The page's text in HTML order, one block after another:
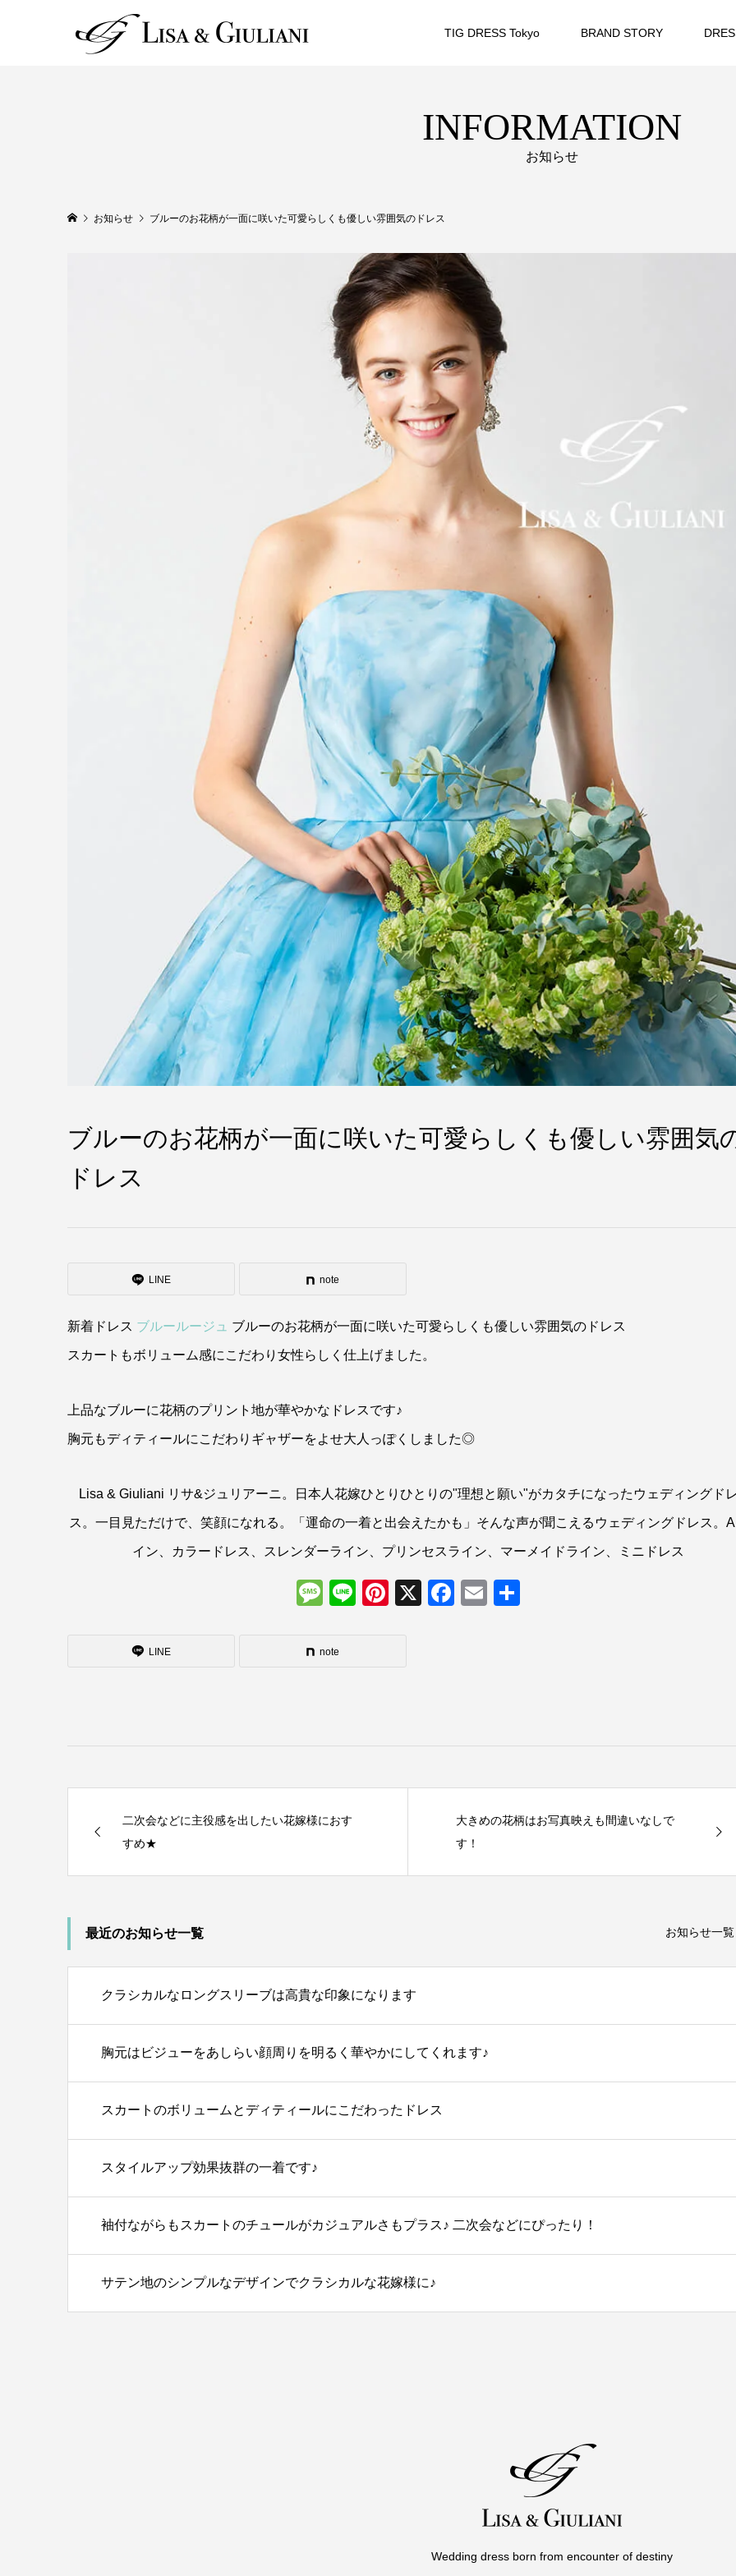
TIG DRESS Tokyo BRAND STORY
INFORMATION
お知らせ
お知らせ ブルーのお花柄が一面に咲いた可愛らしくも優しい雰囲気のドレス
ブルーのお花柄が一面に咲いた可愛らしくも優しい雰囲気
ドレス
LINE note
新着ドレス ブルールージュ ブルーのお花柄が一面に咲いた可愛らしくも優しい雰囲気のドレス
スカートもボリューム感にこだわり女性らしく仕上げました。
上品なブルーに花柄のプリント地が華やかなドレスです♪
胸元もディティールにこだわりギャザーをよせ大人っぽくしました◎
Lisa & Giuliani リサ&ジュリアーニ。日本人花嫁ひとりひとりの"理想と願い"がカタチになったウェディングド
ス。一目見ただけで、笑顔になれる。「運命の一着と出会えたかも」そんな声が聞こえるウェディングドレス。
イン、カラードレス、スレンダーライン、プリンセスライン、マーメイドライン、ミニドレス
Message
LinePinterest
X Facebook
Email
LINE note
二次会などに主役感を出したい花嫁様におす
すめ★
大きめの花柄はお写真映えも間違いなしで
す！
最近のお知らせ一覧 お知らせ一覧
クラシカルなロングスリーブは高貴な印象になります
胸元はビジューをあしらい顔周りを明るく華やかにしてくれます♪
スカートのボリュームとディティールにこだわったドレス
スタイルアップ効果抜群の一着です♪
袖付ながらもスカートのチュールがカジュアルさもプラス♪ 二次会などにぴったり！
サテン地のシンプルなデザインでクラシカルな花嫁様に♪
Wedding dress born from encounter of destiny